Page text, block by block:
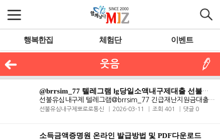
행복한집 체험단 이벤트
웃음
@brrsim_77 텔레그램 lg당일소액내구제대출 선불유심20만원 뽀로로통
선불유심내구제 텔레그램@brrsim_77 긴급재난지원금대출 탬스뷰선불유심내..
선불유심내구제뽀로로통신 2026-03-11 조회 401 댓글 0
소득금액증명원 온라인 발급방법 및 PDF다운로드